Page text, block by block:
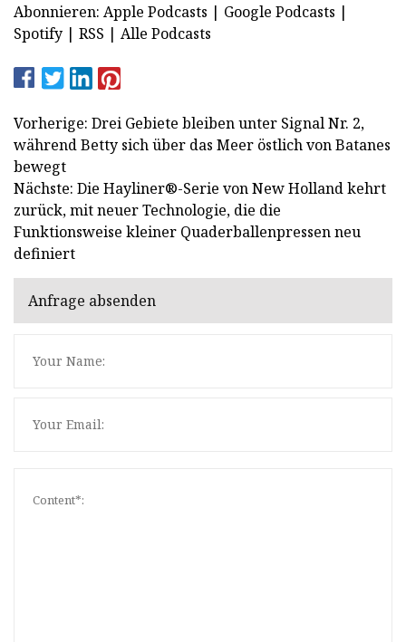
Abonnieren: Apple Podcasts | Google Podcasts |
Spotify | RSS | Alle Podcasts
Vorherige: Drei Gebiete bleiben unter Signal Nr. 2,
während Betty sich über das Meer östlich von Batanes
bewegt
Nächste: Die Hayliner®-Serie von New Holland kehrt
zurück, mit neuer Technologie, die die
Funktionsweise kleiner Quaderballenpressen neu
definiert
Anfrage absenden